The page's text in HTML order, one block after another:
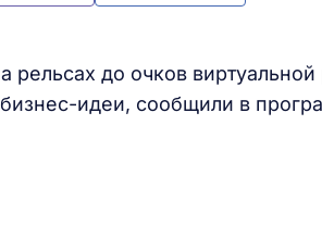
рельсах до очков
идеи, сообщили в